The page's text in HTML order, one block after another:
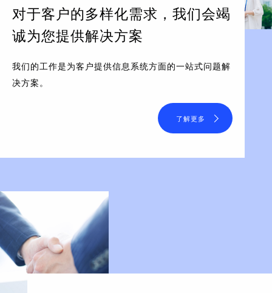
对于客户的多样化需求， 我们会竭
诚为您提供解决方案
我们的工作是为客户提供信息系统方面的一站式问题解
决方案。
了解更多